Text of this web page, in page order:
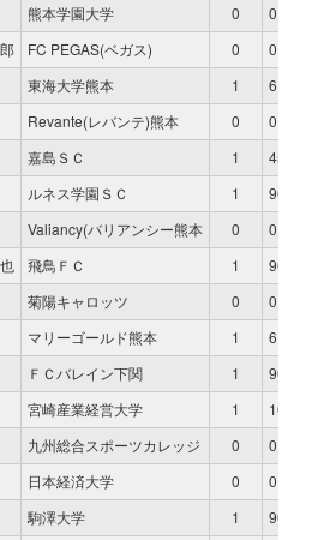
熊本学園大学 0
0
FC PEGAS(ベガス) 0
0
東海大学熊本 1
6
Revante(レバンテ)熊本 0
0
嘉島ＳＣ 1
45
ルネス学園ＳＣ 1
90
Valiancy(バリアンシー熊本 0
0
飛鳥ＦＣ 1
90
菊陽キャロッツ 0
0
マリーゴールド熊本 1
61
ＦＣバレイン下関 1
90
宮崎産業経営大学 1
10
九州総合スポーツカレッジ 0
0
日本経済大学 0
0
駒澤大学 1
90